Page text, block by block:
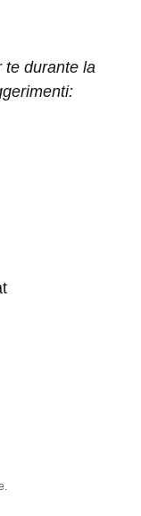
te durante la